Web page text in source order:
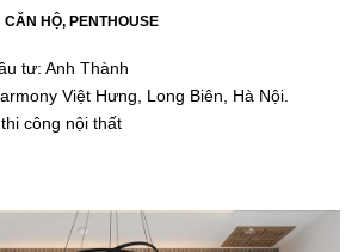
CĂN HỘ, PENTHOUSE
tư: Anh Thành
Việt Hưng, Long Biên, Hà Nội.
công nội thất